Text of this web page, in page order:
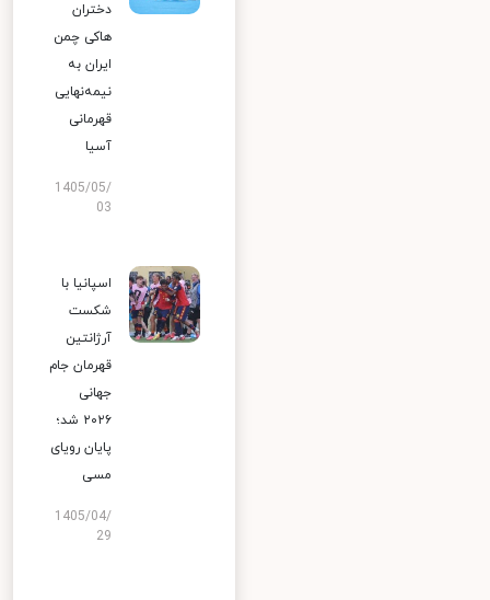
دختران
هاکی چمن
ایران به
نیمه‌نهایی
قهرمانی
آسیا
1405/05/
03
اسپانیا با
شکست
آرژانتین
قهرمان جام
جهانی
۲۰۲۶ شد؛
پایان رویای
مسی
1405/04/
29